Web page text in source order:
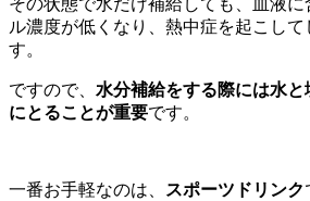
ル濃度が低くなり、熱中症を起こして
す。
ですので、 水分補給をする際には水
にとることが重要です。
一番お手軽なのは、 スポーツドリンク